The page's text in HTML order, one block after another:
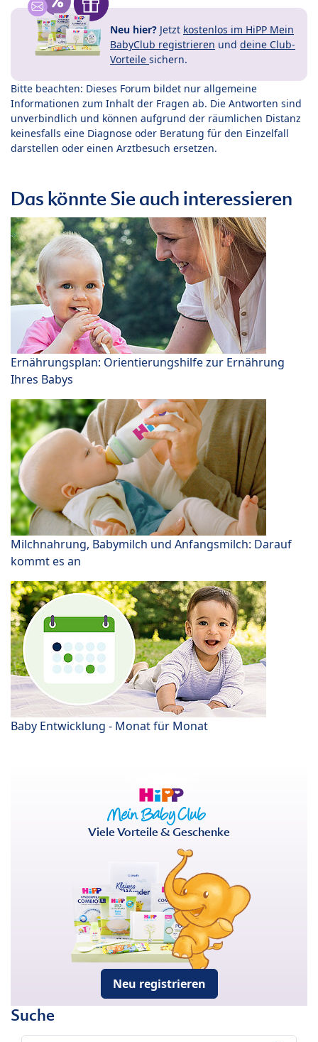
Neu hier? Jetzt kostenlos im HiPP Mein
BabyClub registrieren und deine Club-
Vorteile sichern.
Bitte beachten: Dieses Forum bildet nur allgemeine
Informationen zum Inhalt der Fragen ab. Die Antworten sind
unverbindlich und können aufgrund der räumlichen Distanz
keinesfalls eine Diagnose oder Beratung für den Einzelfall
darstellen oder einen Arztbesuch ersetzen.
Das könnte Sie auch interessieren
Ernährungsplan: Orientierungshilfe zur Ernährung
Ihres Babys
Milchnahrung, Babymilch und Anfangsmilch: Darauf
kommt es an
Baby Entwicklung - Monat für Monat
Viele Vorteile & Geschenke
Neu registrieren
Suche